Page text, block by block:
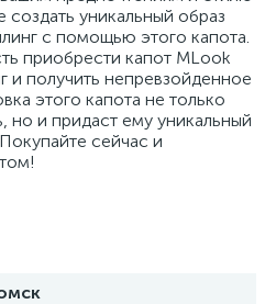
уникальный образ
с помощью этого капота.
приобрести капот МLook
и получить непревзойденное
этого капота не только
но и придаст ему уникальный
сейчас и